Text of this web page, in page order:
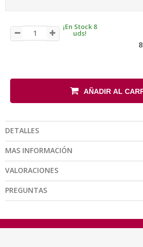
¡En Stock 8
uds!
AÑADIR AL
DETALLES
MAS INFORMACIÓN
VALORACIONES
PREGUNTAS